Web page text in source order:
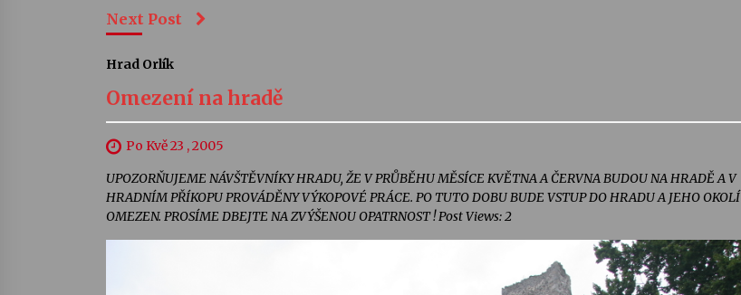
Next Post
Hrad Orlík
Omezení na hradě
Po Kvě 23 , 2005
UPOZORŇUJEME NÁVŠTĚVNÍKY HRADU, ŽE V PRŮBĚHU MĚSÍCE KVĚTNA A ČERVNA BUDOU NA HRADĚ A V
HRADNÍM PŘÍKOPU PROVÁDĚNY VÝKOPOVÉ PRÁCE. PO TUTO DOBU BUDE VSTUP DO HRADU A JEHO OKOLÍ
OMEZEN. PROSÍME DBEJTE NA ZVÝŠENOU OPATRNOST ! Post Views: 2